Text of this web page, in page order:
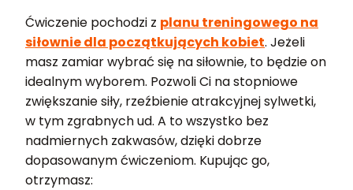
Ćwiczenie pochodzi z planu treningowego na
siłownie dla początkujących kobiet. Jeżeli
masz zamiar wybrać się na siłownie, to będzie on
idealnym wyborem. Pozwoli Ci na stopniowe
zwiększanie siły, rzeźbienie atrakcyjnej sylwetki,
w tym zgrabnych ud. A to wszystko bez
nadmiernych zakwasów, dzięki dobrze
dopasowanym ćwiczeniom. Kupując go,
otrzymasz: